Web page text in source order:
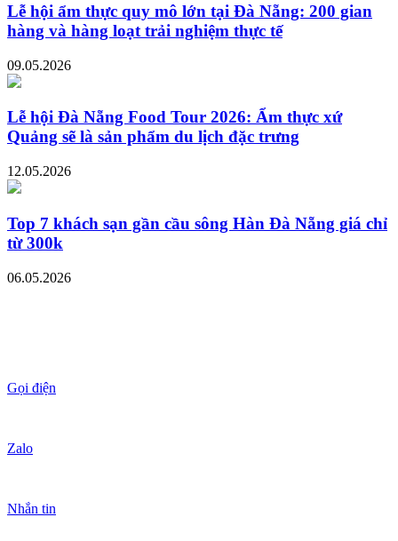
Lễ hội ẩm thực quy mô lớn tại Đà Nẵng: 200 gian
hàng và hàng loạt trải nghiệm thực tế
09.05.2026
Lễ hội Đà Nẵng Food Tour 2026: Ẩm thực xứ
Quảng sẽ là sản phẩm du lịch đặc trưng
12.05.2026
Top 7 khách sạn gần cầu sông Hàn Đà Nẵng giá chỉ
từ 300k
06.05.2026
Gọi điện
Zalo
Nhắn tin